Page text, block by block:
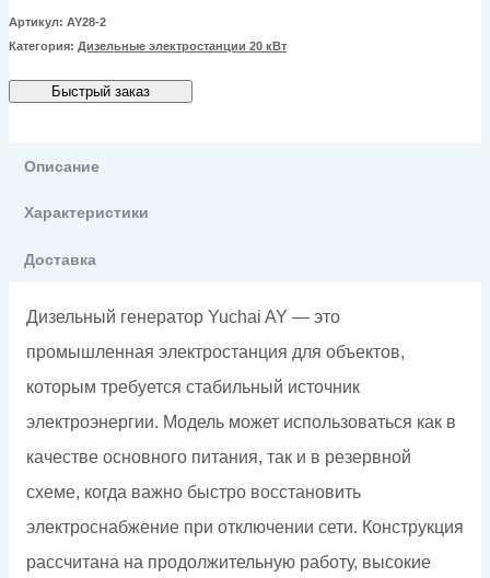
Дизельный
генератор
Yuchai
AY28
кожухе
Артикул: AY28-2
Категория: Дизельные электростанции 20 кВт
Быстрый заказ
Описание
Характеристики
Доставка
Дизельный генератор Yuchai AY — это
промышленная электростанция для объектов,
которым требуется стабильный источник
электроэнергии. Модель может использоваться как в
качестве основного питания, так и в резервной
схеме, когда важно быстро восстановить
электроснабжение при отключении сети. Конструкция
рассчитана на продолжительную работу, высокие